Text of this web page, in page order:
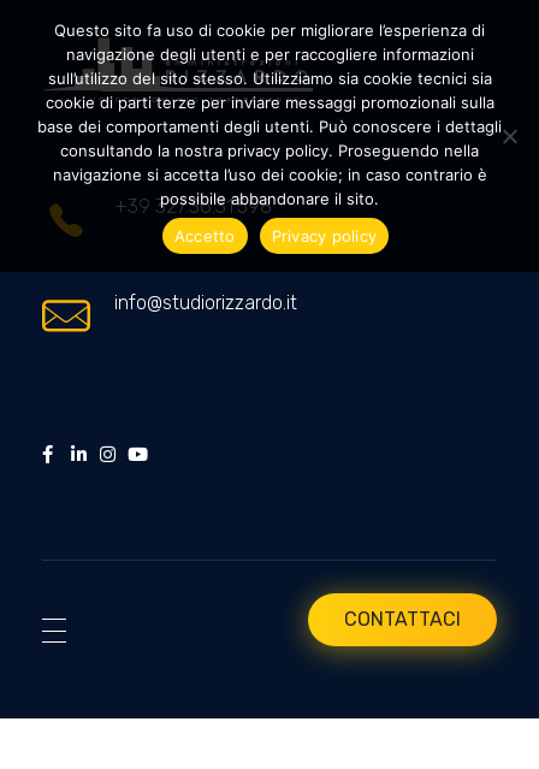
Amministrazioni Rizzardo
+39 327.36.31.598
info@studiorizzardo.it
CONTATTACI
Questo sito fa uso di cookie per migliorare l’esperienza di
navigazione degli utenti e per raccogliere informazioni
sull’utilizzo del sito stesso. Utilizziamo sia cookie tecnici sia
cookie di parti terze per inviare messaggi promozionali sulla
base dei comportamenti degli utenti. Può conoscere i dettagli
consultando la nostra privacy policy. Proseguendo nella
navigazione si accetta l’uso dei cookie; in caso contrario è
possibile abbandonare il sito.
Accetto
Privacy policy